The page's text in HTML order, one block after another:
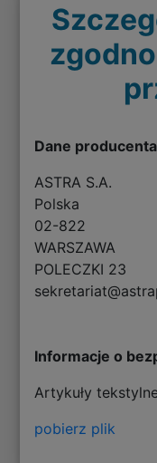
Dane producenta
ASTRA S.A.
Polska
02-822
WARSZAWA
POLECZKI 23
Informacje o
Artykuły
pobierz plik